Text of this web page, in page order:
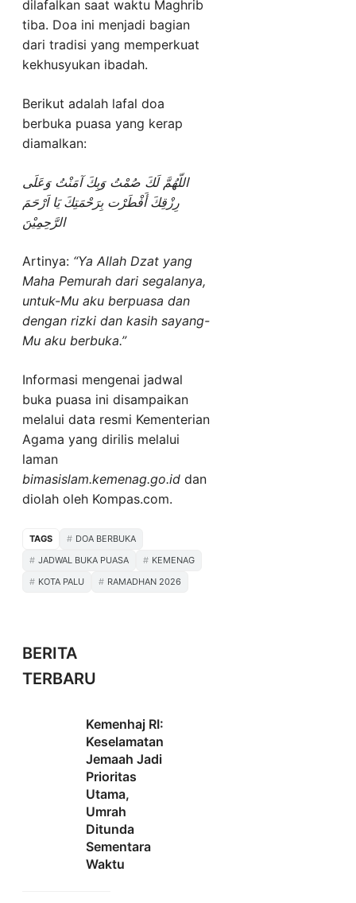
dilafalkan saat waktu Maghrib
tiba. Doa ini menjadi bagian
dari tradisi yang memperkuat
kekhusyukan ibadah.
Berikut adalah lafal doa
berbuka puasa yang kerap
diamalkan:
اللّهُمَّ لَكَ صُمْتُ وَبِكَ آمَنْتُ وَعَلَى
رِزْقِكَ أَفْطَرْت بِرَحْمَتِكَ يَا اَرْحَمَ
الرَّحِمِيْنَ
Artinya: “Ya Allah Dzat yang
Maha Pemurah dari segalanya,
untuk-Mu aku berpuasa dan
dengan rizki dan kasih sayang-
Mu aku berbuka.”
Informasi mengenai jadwal
buka puasa ini disampaikan
melalui data resmi Kementerian
Agama yang dirilis melalui
laman
bimasislam.kemenag.go.id dan
diolah oleh Kompas.com.
TAGS
DOA BERBUKA
JADWAL BUKA PUASA
KEMENAG
KOTA PALU
RAMADHAN 2026
BERITA
TERBARU
Kemenhaj RI:
Keselamatan
Jemaah Jadi
Prioritas
Utama,
Umrah
Ditunda
Sementara
Waktu